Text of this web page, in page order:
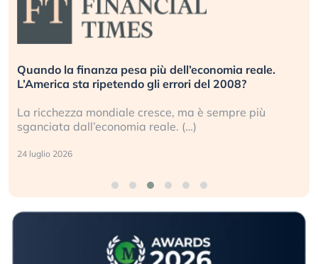
Russia e Cina pronti a spegnere Starlink. Gli
investitori stanno sottovalutando il rischio?
Gli investitori tech continuano a ignorare il rischio
geopolitico: il (…)
17 luglio 2026